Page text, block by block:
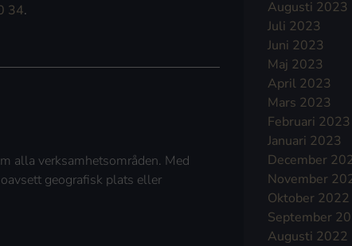
34.
alla verksamhetsområden. Med
geografisk plats eller
Augusti 2023
Juli 2023
Juni 2023
Maj 2023
April 2023
Mars 2023
Februari 2023
Januari 2023
December
November
Oktober 2022
September
Augusti 2022